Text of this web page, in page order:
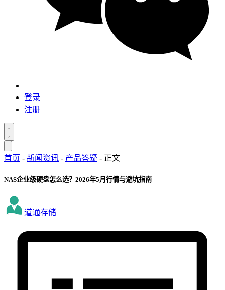
登录
注册
首页 - 新闻资讯 - 产品答疑 - 正文
NAS企业级硬盘怎么选？2026年5月行情与避坑指南
道通存储